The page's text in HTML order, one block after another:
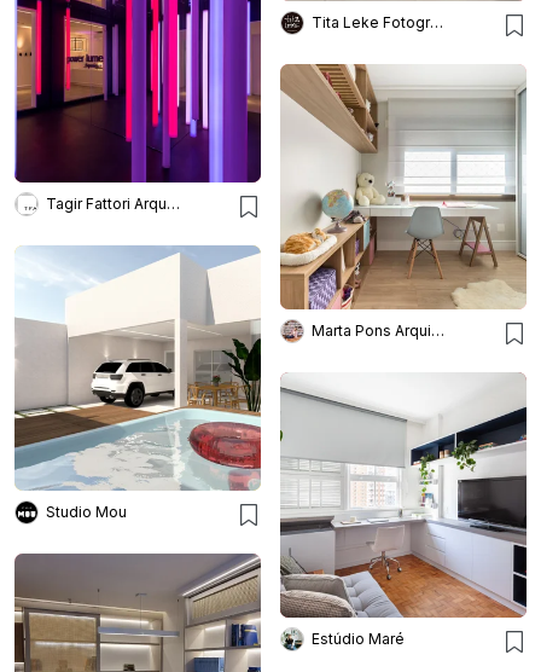
Tita Leke Fotografia
Tagir Fattori Arquitetura
Marta Pons Arquitetura
Studio Mou
Estúdio Maré